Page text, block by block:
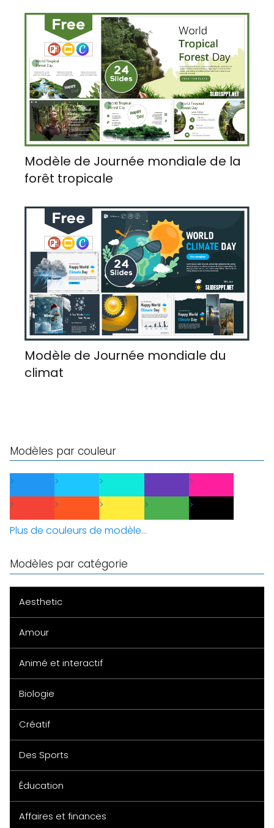
Modèle de Journée mondiale de la
forêt tropicale
Modèle de Journée mondiale du
climat
Modèles par couleur
Plus de couleurs de modèle...
Modèles par catégorie
Aesthetic
Amour
Animé et interactif
Biologie
Créatif
Des Sports
Éducation
Affaires et finances